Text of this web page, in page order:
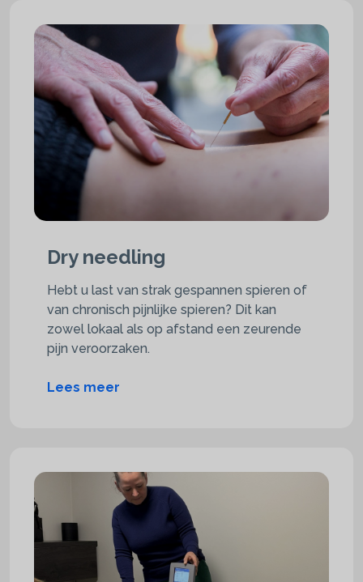
Dry needling
Hebt u last van strak gespannen spieren of
van chronisch pijnlijke spieren? Dit kan
zowel lokaal als op afstand een zeurende
pijn veroorzaken.
Lees meer